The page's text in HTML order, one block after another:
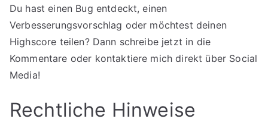
Du hast einen Bug entdeckt, einen
Verbesserungsvorschlag oder möchtest deinen
Highscore teilen? Dann schreibe jetzt in die
Kommentare oder kontaktiere mich direkt über Social
Media!
Rechtliche Hinweise